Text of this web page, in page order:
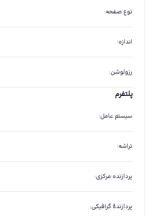
نوع صفحه:
اندازه:
رزولوشن:
پلتفرم
سیستم عامل:
تراشه:
پردازنده مرکزی:
پردازندهٔ گرافیکی: